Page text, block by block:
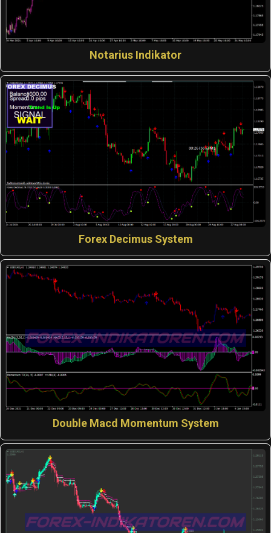
Notarius Indikator
Forex Decimus System
Double Macd Momentum System